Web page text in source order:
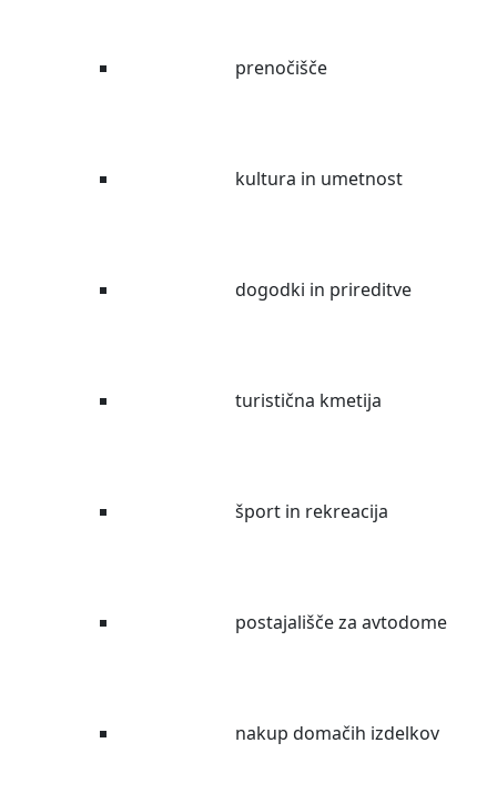
prenočišče
kultura in umetnost
dogodki in prireditve
turistična kmetija
šport in rekreacija
postajališče za avtodome
nakup domačih izdelkov